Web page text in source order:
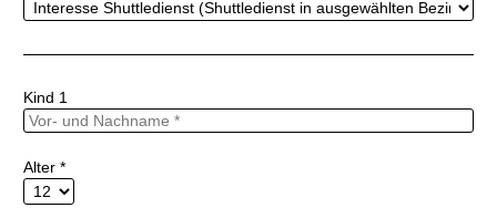
Kind 1
Alter *